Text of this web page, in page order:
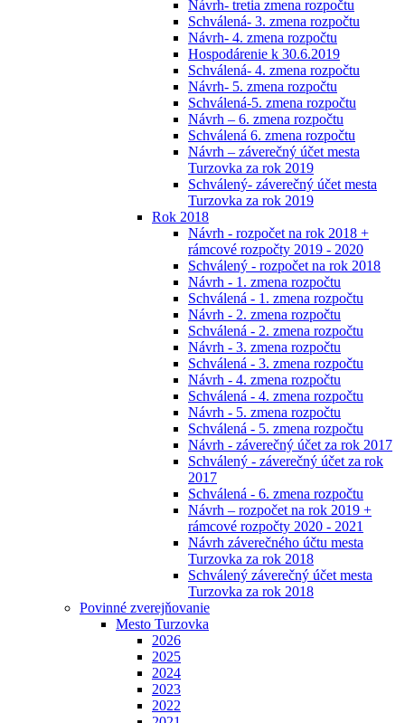
Návrh- tretia zmena rozpočtu
Schválená- 3. zmena rozpočtu
Návrh- 4. zmena rozpočtu
Hospodárenie k 30.6.2019
Schválená- 4. zmena rozpočtu
Návrh- 5. zmena rozpočtu
Schválená-5. zmena rozpočtu
Návrh – 6. zmena rozpočtu
Schválená 6. zmena rozpočtu
Návrh – záverečný účet mesta
Turzovka za rok 2019
Schválený- záverečný účet mesta
Turzovka za rok 2019
Rok 2018
Návrh - rozpočet na rok 2018 +
rámcové rozpočty 2019 - 2020
Schválený - rozpočet na rok 2018
Návrh - 1. zmena rozpočtu
Schválená - 1. zmena rozpočtu
Návrh - 2. zmena rozpočtu
Schválená - 2. zmena rozpočtu
Návrh - 3. zmena rozpočtu
Schválená - 3. zmena rozpočtu
Návrh - 4. zmena rozpočtu
Schválená - 4. zmena rozpočtu
Návrh - 5. zmena rozpočtu
Schválená - 5. zmena rozpočtu
Návrh - záverečný účet za rok 2017
Schválený - záverečný účet za rok
2017
Schválená - 6. zmena rozpočtu
Návrh – rozpočet na rok 2019 +
rámcové rozpočty 2020 - 2021
Návrh záverečného účtu mesta
Turzovka za rok 2018
Schválený záverečný účet mesta
Turzovka za rok 2018
Povinné zverejňovanie
Mesto Turzovka
2026
2025
2024
2023
2022